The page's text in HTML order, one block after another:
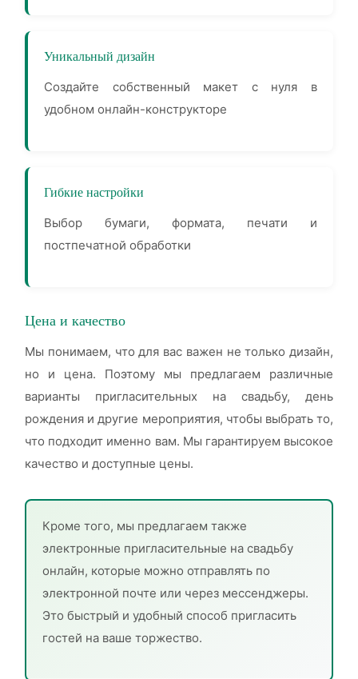
Уникальный дизайн
Создайте собственный макет с нуля в
удобном онлайн-конструкторе
Гибкие настройки
Выбор бумаги, формата, печати и
постпечатной обработки
Цена и качество
Мы понимаем, что для вас важен не только дизайн,
но и цена. Поэтому мы предлагаем различные
варианты пригласительных на свадьбу, день
рождения и другие мероприятия, чтобы выбрать то,
что подходит именно вам. Мы гарантируем высокое
качество и доступные цены.
Кроме того, мы предлагаем также
электронные пригласительные на свадьбу
онлайн, которые можно отправлять по
электронной почте или через мессенджеры.
Это быстрый и удобный способ пригласить
гостей на ваше торжество.